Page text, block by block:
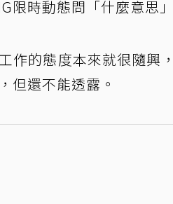
限時動態問「什麼意思
作的態度本來就很隨興
但還不能透露。